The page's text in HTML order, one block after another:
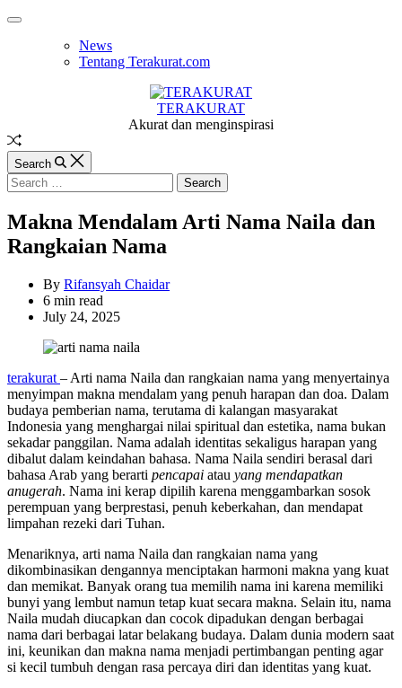
Skip
Off
News
Tentang Terakurat.com
TERAKURAT
Akurat dan menginspirasi
Random
Article
Search
Search
for:
Makna Mendalam Arti Nama Naila dan
Rangkaian Nama
By Rifansyah Chaidar
Estimated
read
6 min read
July 24, 2025
terakurat – Arti nama Naila dan rangkaian nama yang menyertainya
menyimpan makna mendalam yang penuh harapan dan doa. Dalam
budaya pemberian nama, terutama di kalangan masyarakat
Indonesia yang menghargai nilai spiritual dan estetika, nama bukan
sekadar panggilan. Nama adalah identitas sekaligus harapan yang
dibalut dalam keindahan bahasa. Nama Naila sendiri berasal dari
bahasa Arab yang berarti pencapai atau yang mendapatkan
anugerah. Nama ini kerap dipilih karena menggambarkan sosok
perempuan yang berprestasi, penuh keberkahan, dan mendapat
limpahan rezeki dari Tuhan.
Menariknya, arti nama Naila dan rangkaian nama yang
dikombinasikan dengannya menciptakan harmoni makna yang kuat
dan memikat. Banyak orang tua memilih nama ini karena memiliki
bunyi yang lembut namun tetap kuat secara makna. Selain itu, nama
Naila mudah diucapkan dan cocok dipadukan dengan berbagai
nama dari berbagai latar belakang budaya. Dalam dunia modern saat
ini, keunikan dan makna nama menjadi pertimbangan penting agar
si kecil tumbuh dengan rasa percaya diri dan identitas yang kuat.